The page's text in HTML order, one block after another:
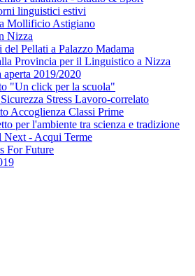
linguistici estivi
Mollificio Astigiano
Nizza
del Pellati a Palazzo Madama
Provincia per il Linguistico a Nizza
aperta 2019/2020
"Un click per la scuola"
Stress Lavoro-correlato
Accoglienza Classi Prime
per l'ambiente tra scienza e tradizione
Next - Acqui Terme
For Future